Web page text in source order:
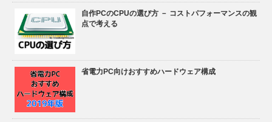
自作PCのCPUの選び方 － コストパフォーマンスの観
点で考える
省電力PC向けおすすめハードウェア構成